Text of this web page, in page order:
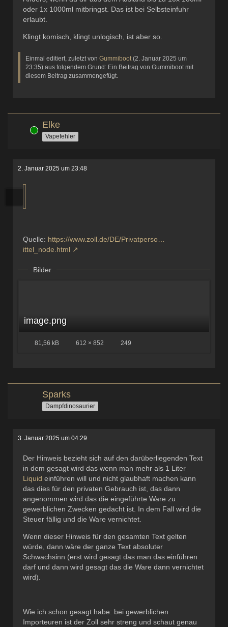
oder 1x 1000ml mitbringst. Das ist bei Selbsteinfuhr
erlaubt.
Klingt komisch, klingt unlogisch, ist aber so.
Einmal editiert, zuletzt von Gummiboot(2. Januar 2025 um
23:35) aus folgendem Grund: Ein Beitrag von Gummiboot mit
diesem Beitrag zusammengefügt.
Online Elke
Vapefehler
2. Januar 2025 um 23:48
Quelle: https://www.zoll.de/DE/Privatperso…
ittel_node.html
Bilder
image.png
81,56 kB 612 × 852 249
Sparks
Dampfdinosaurier
3. Januar 2025 um 04:29
Der Hinweis bezieht sich auf den darüberliegenden Text
in dem gesagt wird das wenn man mehr als 1 Liter
Liquid einführen will und nicht glaubhaft machen kann
das dies für den privaten Gebrauch ist, das dann
angenommen wird das die eingeführte Ware zu
gewerblichen Zwecken gedacht ist. In dem Fall wird die
Steuer fällig und die Ware vernichtet.
Wenn dieser Hinweis für den gesamten Text gelten
würde, dann wäre der ganze Text absoluter
Schwachsinn (erst wird gesagt das man das einführen
darf und dann wird gesagt das die Ware dann vernichtet
wird).
Wie ich schon gesagt habe: bei gewerblichen
Importeuren ist der Zoll sehr streng und schaut genau